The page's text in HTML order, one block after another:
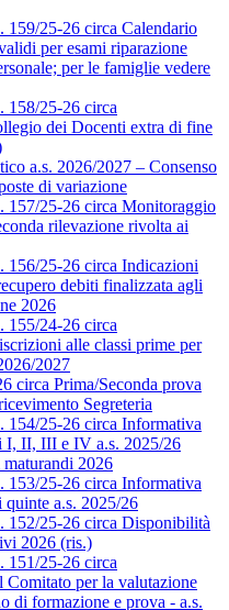
159/25-26 circa Calendario
per esami riparazione
per le famiglie vedere
158/25-26 circa
dei Docenti extra di fine
a.s. 2026/2027 – Consenso
di variazione
157/25-26 circa Monitoraggio
rilevazione rivolta ai
156/25-26 circa Indicazioni
debiti finalizzata agli
2026
155/24-26 circa
alle classi prime per
2027
circa Prima/Seconda prova
Segreteria
154/25-26 circa Informativa
I, II, III e IV a.s. 2025/26
2026
153/25-26 circa Informativa
quinte a.s. 2025/26
152/25-26 circa Disponibilità
2026 (ris.)
151/25-26 circa
Comitato per la valutazione
di formazione e prova - a.s.